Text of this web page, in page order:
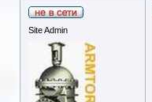
Site Admin